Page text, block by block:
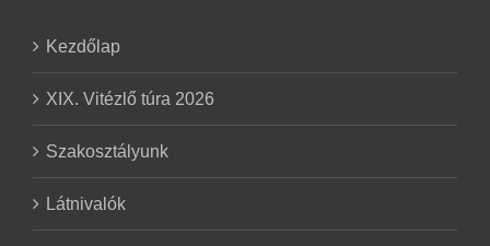
Kezdőlap
XIX. Vitézlő túra 2026
Szakosztályunk
Látnivalók